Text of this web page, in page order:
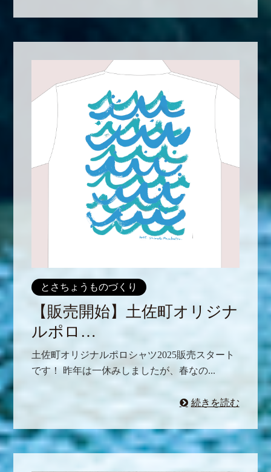
とさちょうものづくり
【販売開始】土佐町オリジナ
ルポロ…
土佐町オリジナルポロシャツ2025販売スタート
です！ 昨年は一休みしましたが、春なの...
続きを読む